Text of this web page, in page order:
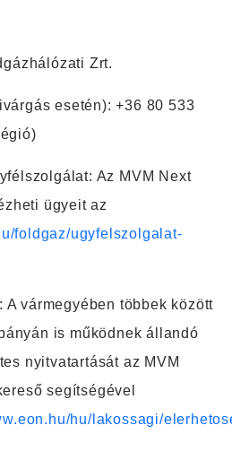
Zrt.
esetén): +36 80 533
: Az MVM Next
ügyeit az
foldgaz/ugyfelszolgalat-
: A vármegyében többek között
is működnek állandó
nyitvatartását az MVM
segítségével
hu/lakossagi/